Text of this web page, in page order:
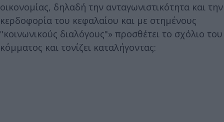
οικονομίας, δηλαδή την ανταγωνιστικότητα και την
κερδοφορία του κεφαλαίου και με στημένους
"κοινωνικούς διαλόγους"» προσθέτει το σχόλιο του
κόμματος και τονίζει καταλήγοντας: